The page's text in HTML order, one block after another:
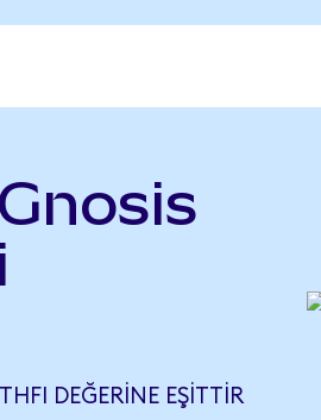
DEĞERINE EŞITTIR